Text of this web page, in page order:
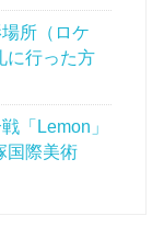
所（ロケ
に行った方
「Lemon」
国際美術